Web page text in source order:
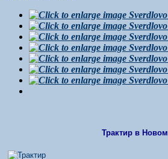
Трактир в Новом